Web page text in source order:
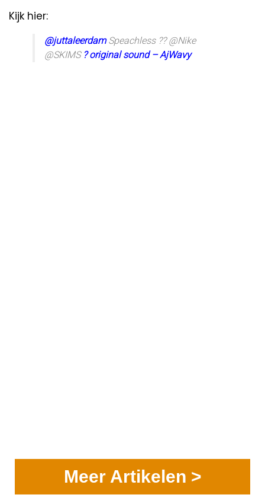
Kijk hier:
@juttaleerdamSpeachless ?? @Nike
@SKIMS ? original sound – AjWavy
Meer Artikelen >